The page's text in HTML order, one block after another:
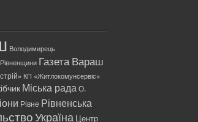
Володимирець
Газета Вараш
КП «Житлокомунсервіс»
Міська рада О.
Рівне Рівненська
Україна Центр